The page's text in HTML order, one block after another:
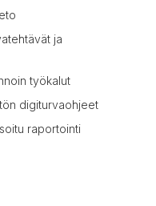
ja
työkalut
digiturvaohjeet
raportointi